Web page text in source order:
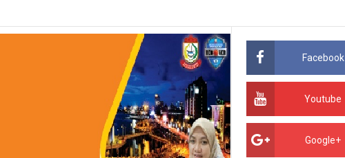
Facebook
Youtube
Google+